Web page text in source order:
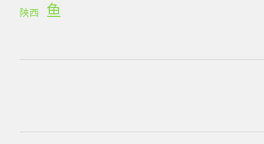
陕西 鱼